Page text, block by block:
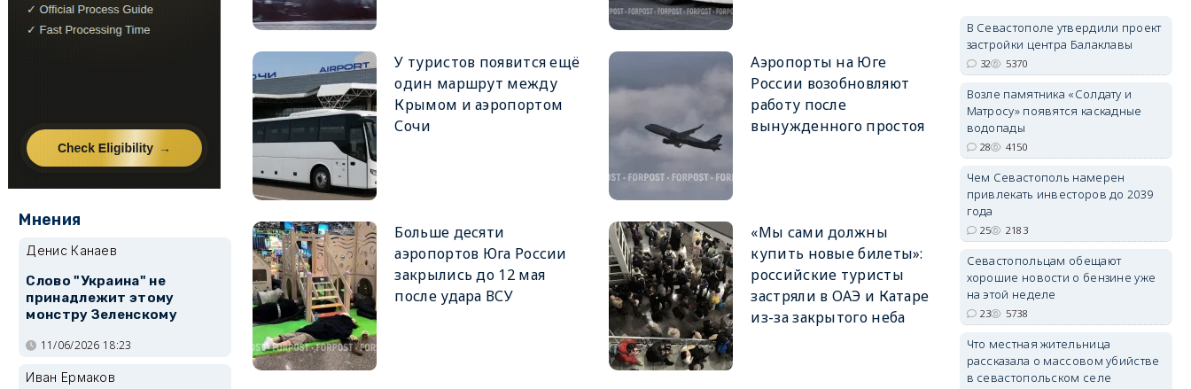
У туристов появится ещё
один маршрут между
Крымом и аэропортом
Сочи
Аэропорты на Юге
России возобновляют
работу после
вынужденного простоя
Больше десяти
аэропортов Юга России
закрылись до 12 мая
после удара ВСУ
«Мы сами должны
купить новые билеты»:
российские туристы
застряли в ОАЭ и Катаре
из-за закрытого неба
Мнения
Денис Канаев
Слово "Украина" не
принадлежит этому
монстру Зеленскому
11/06/2026 18:23
Иван Ермаков
В Севастополе утвердили проект
застройки центра Балаклавы
32 5370
Возле памятника «Солдату и
Матросу» появятся каскадные
водопады
28 4150
Чем Севастополь намерен
привлекать инвесторов до 2039
года
25 2183
Севастопольцам обещают
хорошие новости о бензине уже
на этой неделе
23 5738
Что местная жительница
рассказала о массовом убийстве
в севастопольском селе